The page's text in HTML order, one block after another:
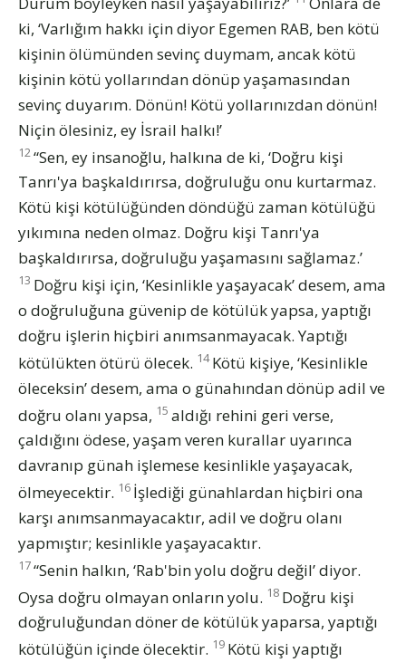
ki, ‘Varlığım hakkı için diyor Egemen RAB, ben kötü
kişinin ölümünden sevinç duymam, ancak kötü
kişinin kötü yollarından dönüp yaşamasından
sevinç duyarım. Dönün! Kötü yollarınızdan dönün!
Niçin ölesiniz, ey İsrail halkı!’
12 “Sen, ey insanoğlu, halkına de ki, ‘Doğru kişi
Tanrı'ya başkaldırırsa, doğruluğu onu kurtarmaz.
Kötü kişi kötülüğünden döndüğü zaman kötülüğü
yıkımına neden olmaz. Doğru kişi Tanrı'ya
başkaldırırsa, doğruluğu yaşamasını sağlamaz.’
13 Doğru kişi için, ‘Kesinlikle yaşayacak’ desem, ama
o doğruluğuna güvenip de kötülük yapsa, yaptığı
doğru işlerin hiçbiri anımsanmayacak. Yaptığı
kötülükten ötürü ölecek. 14 Kötü kişiye, ‘Kesinlikle
öleceksin’ desem, ama o günahından dönüp adil ve
doğru olanı yapsa, 15 aldığı rehini geri verse,
çaldığını ödese, yaşam veren kurallar uyarınca
davranıp günah işlemese kesinlikle yaşayacak,
ölmeyecektir. 16 İşlediği günahlardan hiçbiri ona
karşı anımsanmayacaktır, adil ve doğru olanı
yapmıştır; kesinlikle yaşayacaktır.
17“Senin halkın, ‘Rab'bin yolu doğru değil’ diyor.
Oysa doğru olmayan onların yolu. 18 Doğru kişi
doğruluğundan döner de kötülük yaparsa, yaptığı
kötülüğün içinde ölecektir. 19 Kötü kişi yaptığı